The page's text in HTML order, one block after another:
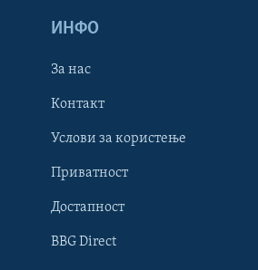
Learning English
НАКУСО...
ИНФО
За нас
Контакт
Услови за користење
Приватност
Достапност
BBG Direct